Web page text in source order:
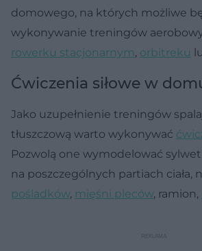
domowego, na których możliwe
wykonywanie treningów
rowerku stacjonarnym, orbitreku
Ćwiczenia siłowe w
Jako uzupełnienie treningów
tłuszczową warto wykonywać
Pozwolą one wymodelować
na poszczególnych partiach ciała,
pośladków, mięśni pleców, ramion,